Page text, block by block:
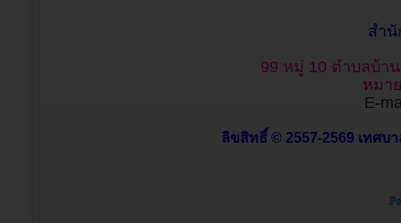
สำนั
99 หมู่ 10 ตำบลบ้า
หมา
E-
ลิขสิทธิ์ © 2557-2569 เทศบ